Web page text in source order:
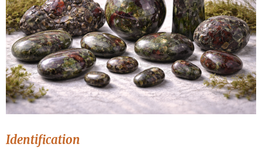
Identification